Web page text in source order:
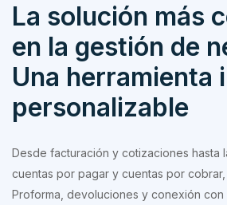
La solución más
en la gestión de
Una herramienta
personalizable
Desde facturación y cotizaciones hasta
cuentas por pagar y cuentas por
Proforma, devoluciones y conexión con